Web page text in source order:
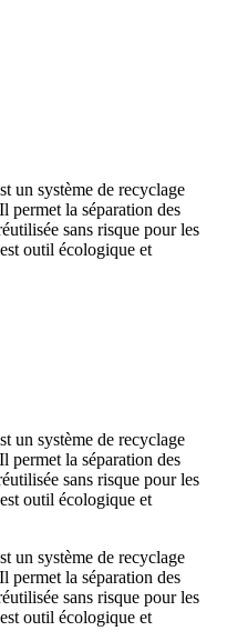
un système de recyclage
permet la séparation des
sans risque pour les
outil écologique et
un système de recyclage
permet la séparation des
sans risque pour les
outil écologique et
un système de recyclage
permet la séparation des
sans risque pour les
outil écologique et